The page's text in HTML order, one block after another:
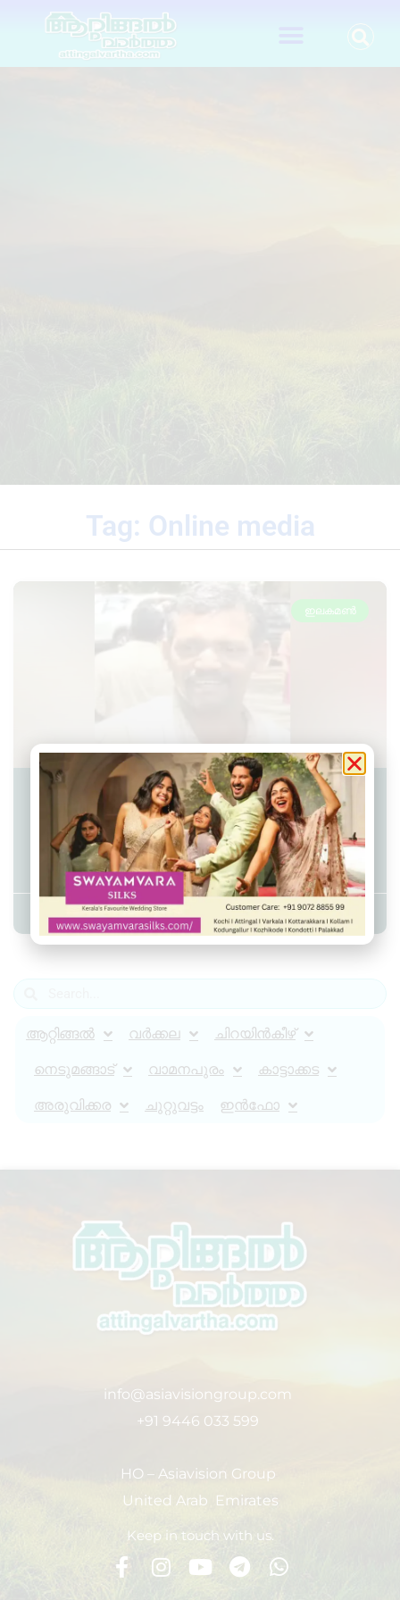
Tag: Online media
ഇലകമൺ
മാധ്യമപ്രവര്‍ത്തകയെ ആക്രമിച്ച
ശേഷം കടന്നുകളഞ്ഞയാള്‍
പിടിയില്‍
Admin YS May 7, 2024 7:56 am
ആറ്റിങ്ങൽ വർക്കല ചിറയിൻകീഴ്
നെടുമങ്ങാട് വാമനപുരം കാട്ടാക്കട
അരുവിക്കര ചുറ്റുവട്ടം ഇൻഫോ
info@asiavisiongroup.com
+91 9446 033 599
HO – Asiavision Group
United Arab Emirates
Keep in touch with us.